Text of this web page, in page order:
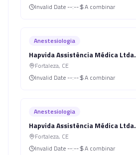
Invalid Date --:-- A combinar
Anestesiologia
Hapvida Assistência Médica Ltda.
Fortaleza, CE
Invalid Date --:-- A combinar
Anestesiologia
Hapvida Assistência Médica Ltda.
Fortaleza, CE
Invalid Date --:-- A combinar